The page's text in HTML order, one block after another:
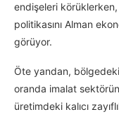
endişeleri
politikasını Alman
görüyor.
Öte yandan,
oranda imalat
üretimdeki kalıcı